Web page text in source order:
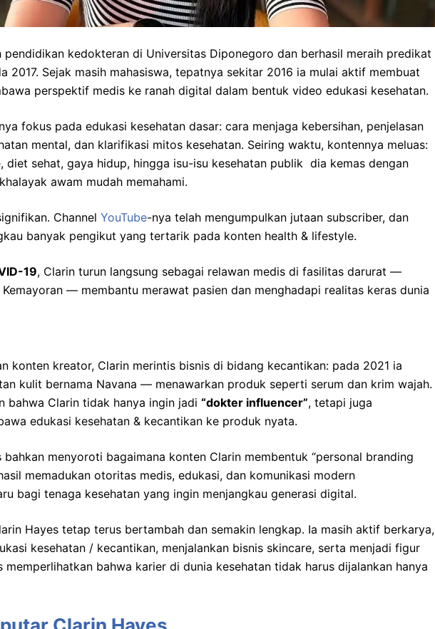
pendidikan kedokteran di Universitas Diponegoro dan berhasil meraih predikat
2017. Sejak masih mahasiswa, tepatnya sekitar 2016 ia mulai aktif membuat
perspektif medis ke ranah digital dalam bentuk video edukasi kesehatan.
fokus pada edukasi kesehatan dasar: cara menjaga kebersihan, penjelasan
mental, dan klarifikasi mitos kesehatan. Seiring waktu, kontennya meluas:
diet sehat, gaya hidup, hingga isu-isu kesehatan publik dia kemas dengan
awam mudah memahami.
Channel YouTube-nya telah mengumpulkan jutaan subscriber, dan
banyak pengikut yang tertarik pada konten health & lifestyle.
19, Clarin turun langsung sebagai relawan medis di fasilitas darurat —
— membantu merawat pasien dan menghadapi realitas keras dunia
konten kreator, Clarin merintis bisnis di bidang kecantikan: pada 2021 ia
kulit bernama Navana — menawarkan produk seperti serum dan krim wajah.
bahwa Clarin tidak hanya ingin jadi “dokter influencer”, tetapi juga
edukasi kesehatan & kecantikan ke produk nyata.
bahkan menyoroti bagaimana konten Clarin membentuk “personal branding
memadukan otoritas medis, edukasi, dan komunikasi modern
bagi tenaga kesehatan yang ingin menjangkau generasi digital.
Hayes tetap terus bertambah dan semakin lengkap. Ia masih aktif berkarya,
kesehatan / kecantikan, menjalankan bisnis skincare, serta menjadi figur
memperlihatkan bahwa karier di dunia kesehatan tidak harus dijalankan hanya